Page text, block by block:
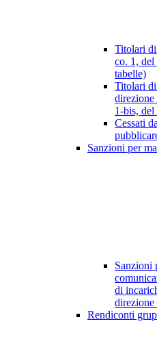
Titolari
co. 1, del
tabelle)
Titolari
1-bis,
Cessati
Sanzioni per
Sanzioni
di
Rendiconti